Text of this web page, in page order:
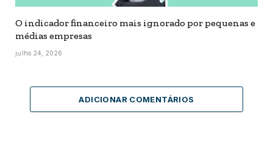
O indicador financeiro mais ignorado por pequenas e
médias empresas
julho 24, 2026
ADICIONAR COMENTÁRIOS